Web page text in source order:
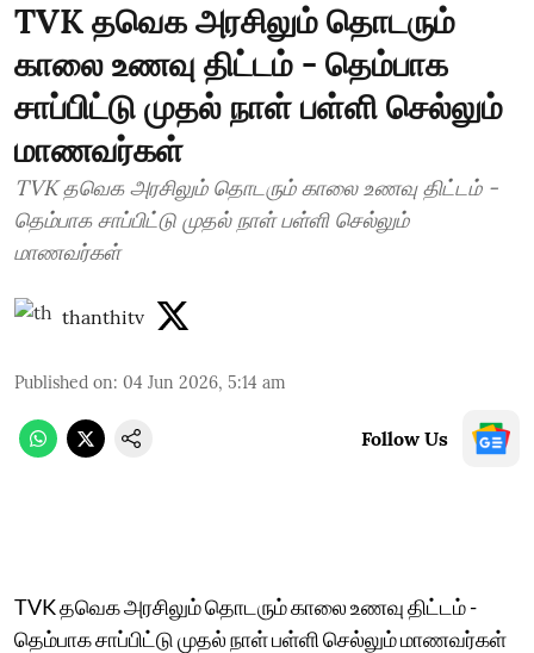
TVK தவெக அரசிலும் தொடரும்
காலை உணவு திட்டம் - தெம்பாக
சாப்பிட்டு முதல் நாள் பள்ளி செல்லும்
மாணவர்கள்
TVK தவெக அரசிலும் தொடரும் காலை உணவு திட்டம் -
தெம்பாக சாப்பிட்டு முதல் நாள் பள்ளி செல்லும்
மாணவர்கள்
thanthitv
Published on: 04 Jun 2026, 5:14 am
Follow Us
TVK தவெக அரசிலும் தொடரும் காலை உணவு திட்டம் -
தெம்பாக சாப்பிட்டு முதல் நாள் பள்ளி செல்லும் மாணவர்கள்